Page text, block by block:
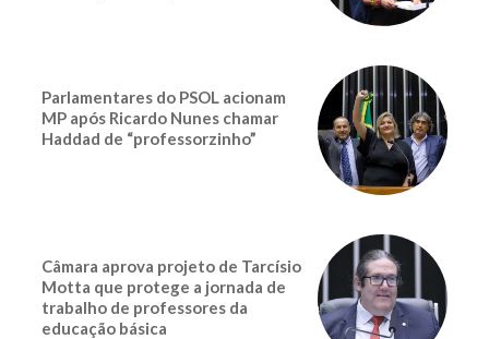
Parlamentares do PSOL acionam
MP após Ricardo Nunes chamar
Haddad de “professorzinho”
Câmara aprova projeto de Tarcísio
Motta que protege a jornada de
trabalho de professores da
educação básica